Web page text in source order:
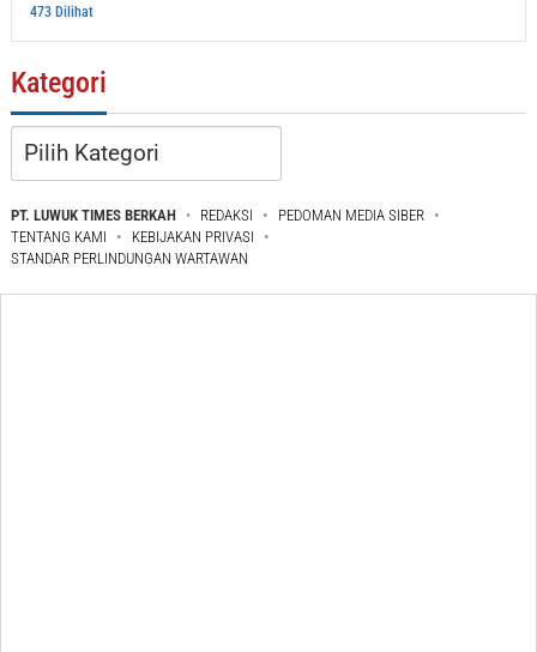
473 Dilihat
Kategori
Kategori
PT. LUWUK TIMES BERKAH REDAKSI
PEDOMAN MEDIA SIBER
TENTANG KAMI
KEBIJAKAN PRIVASI
STANDAR PERLINDUNGAN WARTAWAN